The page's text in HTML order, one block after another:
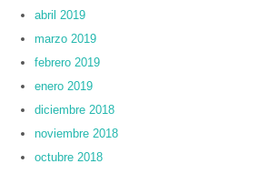
abril 2019
marzo 2019
febrero 2019
enero 2019
diciembre 2018
noviembre 2018
octubre 2018